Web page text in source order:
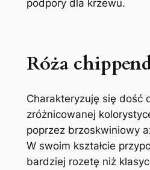
podpory dla krzewu.
Róża
Charakteryzuję się dość
zróżnicowanej
poprzez brzoskwiniowy
W swoim kształcie
bardziej rozetę niż